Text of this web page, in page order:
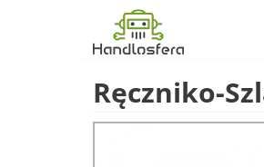
Ręczniko-